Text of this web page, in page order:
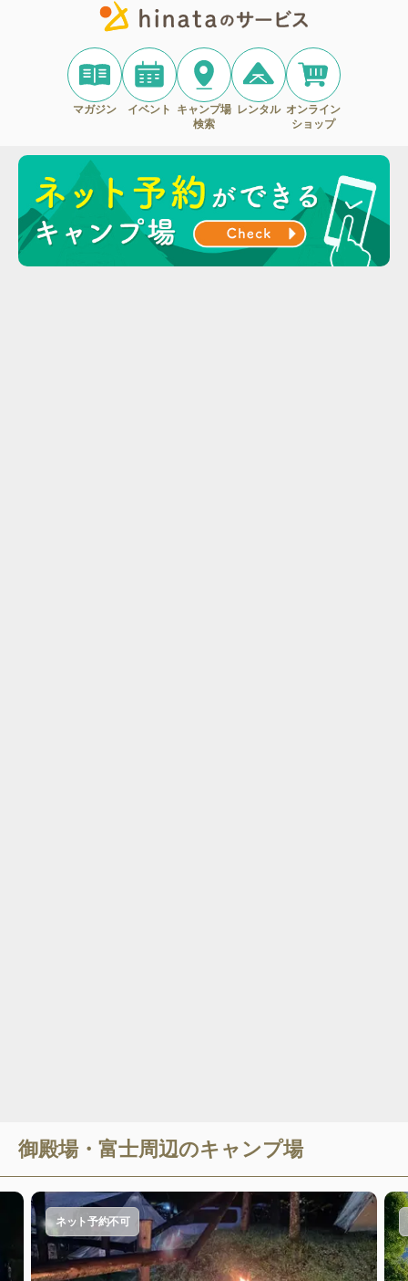
マガジン イベント
キャンプ場
検索
レンタル オンライン
ショップ
御殿場・富士周辺のキャンプ場
ネット予約不可